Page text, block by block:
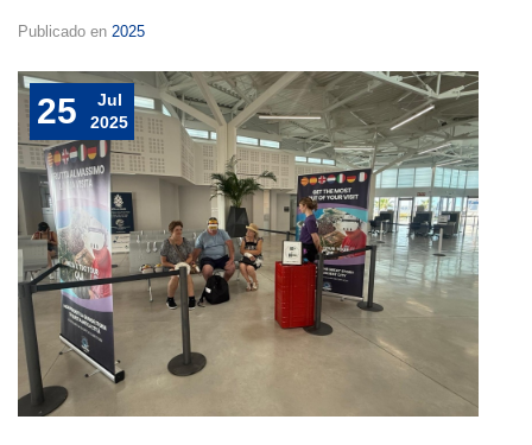
Publicado en 2025
25
Jul
2025